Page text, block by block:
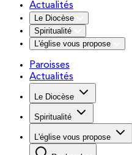
Actualités
Le Diocèse
Spiritualité
L'église vous propose
Paroisses
Actualités
Le Diocèse
Spiritualité
L'église vous propose